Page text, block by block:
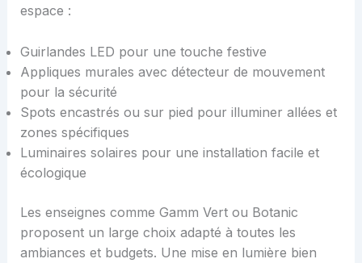
espace :
Guirlandes LED pour une touche festive
Appliques murales avec détecteur de mouvement
pour la sécurité
Spots encastrés ou sur pied pour illuminer allées et
zones spécifiques
Luminaires solaires pour une installation facile et
écologique
Les enseignes comme Gamm Vert ou Botanic
proposent un large choix adapté à toutes les
ambiances et budgets. Une mise en lumière bien